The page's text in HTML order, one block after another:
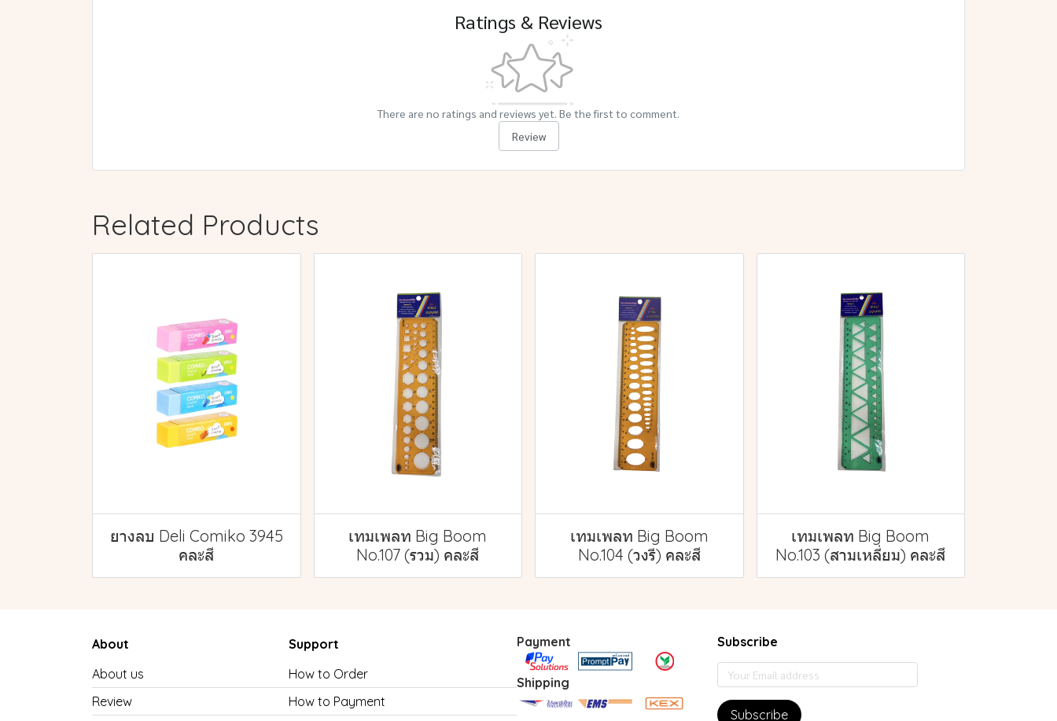
Ratings & Reviews
There are no ratings and reviews yet. Be the first to comment.
Review
Related Products
ยางลบ Deli Comiko 3945
คละสี
เทมเพลท Big Boom
No.107 (รวม) คละสี
เทมเพลท Big Boom
No.104 (วงรี) คละสี
เทมเพลท Big Boom
No.103 (สามเหลี่ยม) คละสี
About
About us
Review
Support
How to Order
How to Payment
Payment
Shipping
Subscribe
Subscribe